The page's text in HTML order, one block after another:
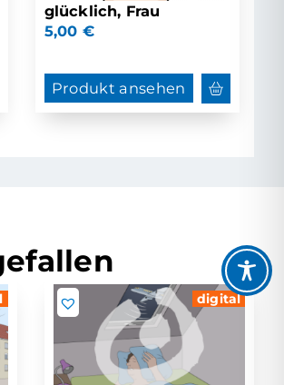
glücklich, Frau
5,00 €
Produkt ansehen
digital